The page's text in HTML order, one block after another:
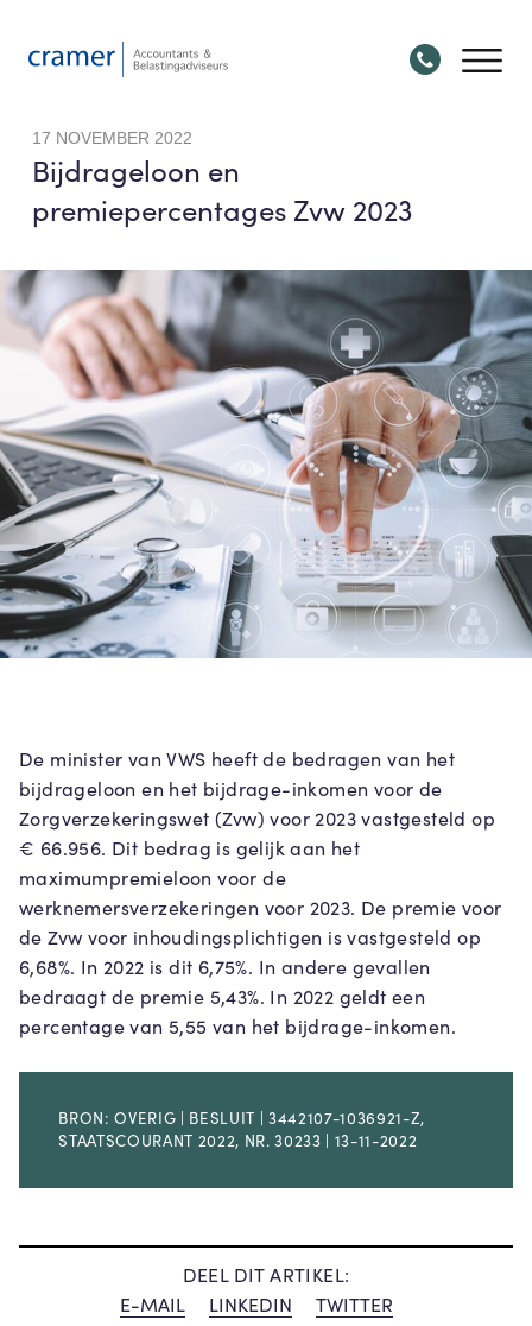
17 NOVEMBER 2022
Bijdrageloon en
premiepercentages Zvw 2023
De minister van VWS heeft de bedragen van het
bijdrageloon en het bijdrage-inkomen voor de
Zorgverzekeringswet (Zvw) voor 2023 vastgesteld op
€ 66.956. Dit bedrag is gelijk aan het
maximumpremieloon voor de
werknemersverzekeringen voor 2023. De premie voor
de Zvw voor inhoudingsplichtigen is vastgesteld op
6,68%. In 2022 is dit 6,75%. In andere gevallen
bedraagt de premie 5,43%. In 2022 geldt een
percentage van 5,55 van het bijdrage-inkomen.
BRON: OVERIG | BESLUIT | 3442107-1036921-Z,
STAATSCOURANT 2022, NR. 30233 | 13-11-2022
DEEL DIT ARTIKEL:
E-MAIL
LINKEDIN TWITTER